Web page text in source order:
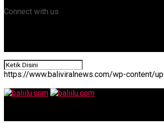
Connect with us
https://www.baliviralnews.com/wp-content/